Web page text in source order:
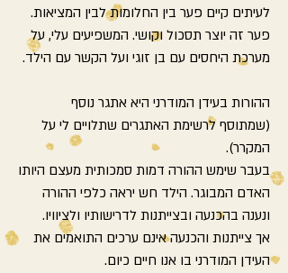
לעיתים קיים פער בין החלומות לבין המציאות.
פער זה יוצר תסכול וקושי. המשפיעים עלי, על
מערכת היחסים עם בן זוגי ועל הקשר עם הילד.
ההורות בעידן המודרני היא אתגר נוסף
(שמתוסף לרשימת האתגרים שתלויים לי על
המקרר).
בעבר שימש ההורה דמות סמכותית מעצם היותו
האדם המבוגר. הילד חש יראה כלפי ההורה
ונענה בהכנעה ובצייתנות לדרישותיו ולציוויו.
אך צייתנות והכנעה אינם ערכים התואמים את
העידן המודרני בו אנו חיים כיום.